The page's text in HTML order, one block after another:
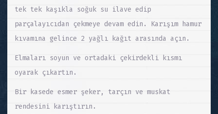
tek tek kaşıkla soğuk su ilave edip
parçalayıcıdan çekmeye devam edin. Karışım hamur
kıvamına gelince 2 yağlı kağıt arasında açın.
Elmaları soyun ve ortadaki çekirdekli kısmı
oyarak çıkartın.
Bir kasede esmer şeker, tarçın ve muskat
rendesini karıştırın.